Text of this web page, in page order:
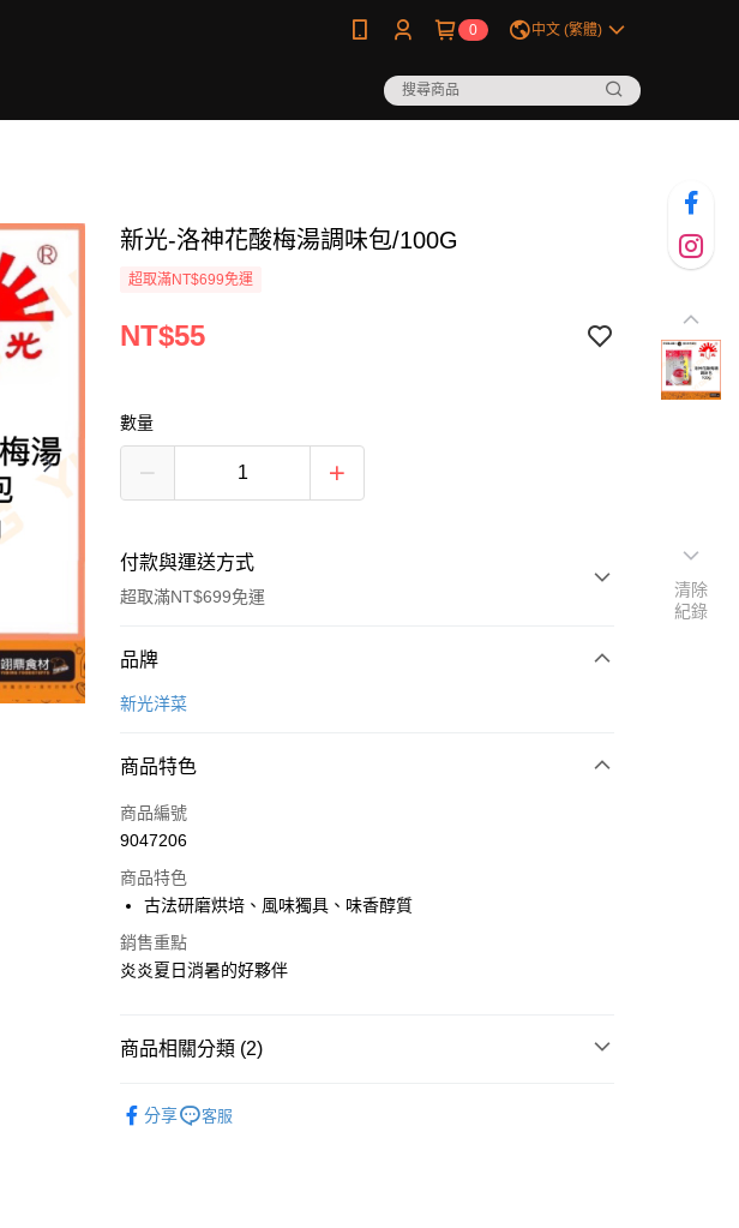
0 中文 (繁體)
新光-洛神花酸梅湯調味包/100G
超取滿NT$699免運
NT$55
數量
付款與運送方式
超取滿NT$699免運
付款方式
信用卡一次付款
運送方式
• 付款後全家取貨
每筆NT$60，滿NT$699(含以上)免運費
• 付款後7-11取貨
每筆NT$60，滿NT$699(含以上)免運費
每筆NT$250
品牌
新光洋菜
商品特色
商品編號
9047206
商品特色
古法研磨烘培、風味獨具、味香醇質
銷售重點
炎炎夏日消暑的好夥伴
商品相關分類 (2)
分享 客服
清除
紀錄